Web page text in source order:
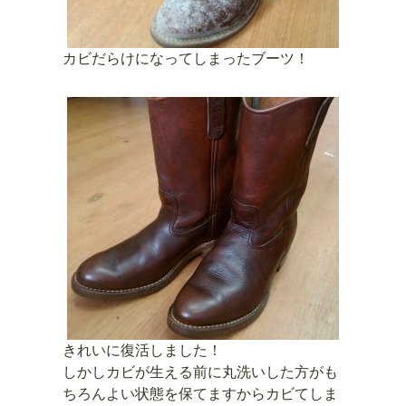
カビだらけになってしまったブーツ！
きれいに復活しました！
しかしカビが生える前に丸洗いした方がも
ちろんよい状態を保てますからカビてしま